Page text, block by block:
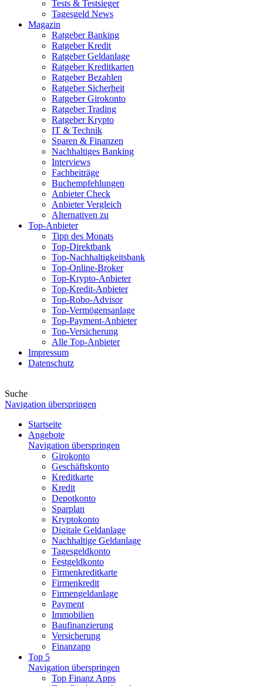
Tests & Testsieger
Tagesgeld News
Magazin
Ratgeber Banking
Ratgeber Kredit
Ratgeber Geldanlage
Ratgeber Kreditkarten
Ratgeber Bezahlen
Ratgeber Sicherheit
Ratgeber Girokonto
Ratgeber Trading
Ratgeber Krypto
IT & Technik
Sparen & Finanzen
Nachhaltiges Banking
Interviews
Fachbeiträge
Buchempfehlungen
Anbieter Check
Anbieter Vergleich
Alternativen zu
Top-Anbieter
Tipp des Monats
Top-Direktbank
Top-Nachhaltigkeitsbank
Top-Online-Broker
Top-Krypto-Anbieter
Top-Kredit-Anbieter
Top-Robo-Advisor
Top-Vermögensanlage
Top-Payment-Anbieter
Top-Versicherung
Alle Top-Anbieter
Impressum
Datenschutz
Suche
Navigation überspringen
Startseite
Angebote
Navigation überspringen
Girokonto
Geschäftskonto
Kreditkarte
Kredit
Depotkonto
Sparplan
Kryptokonto
Digitale Geldanlage
Nachhaltige Geldanlage
Tagesgeldkonto
Festgeldkonto
Firmenkreditkarte
Firmenkredit
Firmengeldanlage
Payment
Immobilien
Baufinanzierung
Versicherung
Finanzapp
Top 5
Navigation überspringen
Top Finanz Apps